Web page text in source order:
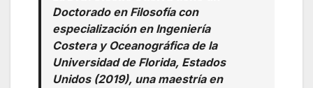
Doctorado en Filosofía con
especialización en Ingeniería
Costera y Oceanográfica de la
Universidad de Florida, Estados
Unidos (2019), una maestría en